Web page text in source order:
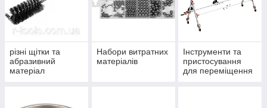
різні щітки та
абразивний
матеріал
Набори витратних
матеріалів
Інструменти та
пристосування
для переміщення